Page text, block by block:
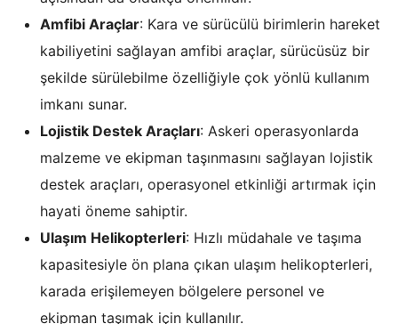
Amfibi Araçlar: Kara ve sürücülü birimlerin hareket
kabiliyetini sağlayan amfibi araçlar, sürücüsüz bir
şekilde sürülebilme özelliğiyle çok yönlü kullanım
imkanı sunar.
Lojistik Destek Araçları: Askeri operasyonlarda
malzeme ve ekipman taşınmasını sağlayan lojistik
destek araçları, operasyonel etkinliği artırmak için
hayati öneme sahiptir.
Ulaşım Helikopterleri: Hızlı müdahale ve taşıma
kapasitesiyle ön plana çıkan ulaşım helikopterleri,
karada erişilemeyen bölgelere personel ve
ekipman taşımak için kullanılır.